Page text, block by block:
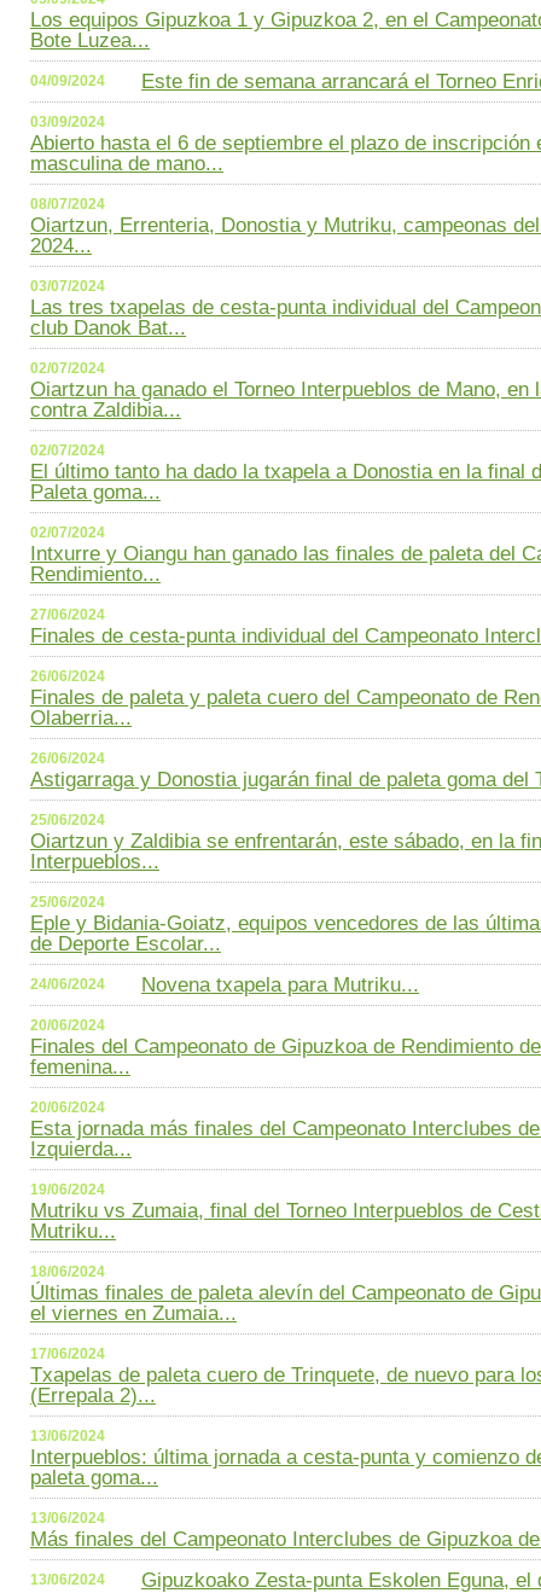
Los equipos Gipuzkoa 1 y Gipuzkoa 2, en el
Bote Luzea...
04/09/2024 Este fin de semana arrancará el Torneo
03/09/2024
Abierto hasta el 6 de septiembre el plazo de inscripción
masculina de mano...
08/07/2024
Oiartzun, Errenteria, Donostia y Mutriku, campeonas
2024...
03/07/2024
Las tres txapelas de cesta-punta individual del
club Danok Bat...
02/07/2024
Oiartzun ha ganado el Torneo Interpueblos de Mano, en
contra Zaldibia...
02/07/2024
El último tanto ha dado la txapela a Donostia en la final
Paleta goma...
02/07/2024
Intxurre y Oiangu han ganado las finales de paleta del
Rendimiento...
27/06/2024
Finales de cesta-punta individual del Campeonato
26/06/2024
Finales de paleta y paleta cuero del Campeonato de
Olaberria...
26/06/2024
Astigarraga y Donostia jugarán final de paleta goma del
25/06/2024
Oiartzun y Zaldibia se enfrentarán, este sábado, en la
Interpueblos...
25/06/2024
Eple y Bidania-Goiatz, equipos vencedores de las
de Deporte Escolar...
24/06/2024 Novena txapela para Mutriku...
20/06/2024
Finales del Campeonato de Gipuzkoa de Rendimiento
femenina...
20/06/2024
Esta jornada más finales del Campeonato Interclubes
Izquierda...
19/06/2024
Mutriku vs Zumaia, final del Torneo Interpueblos de
Mutriku...
18/06/2024
Últimas finales de paleta alevín del Campeonato de
el viernes en Zumaia...
17/06/2024
Txapelas de paleta cuero de Trinquete, de nuevo para
(Errepala 2)...
13/06/2024
Interpueblos: última jornada a cesta-punta y comienzo
paleta goma...
13/06/2024
Más finales del Campeonato Interclubes de Gipuzkoa
13/06/2024 Gipuzkoako Zesta-punta Eskolen Eguna,